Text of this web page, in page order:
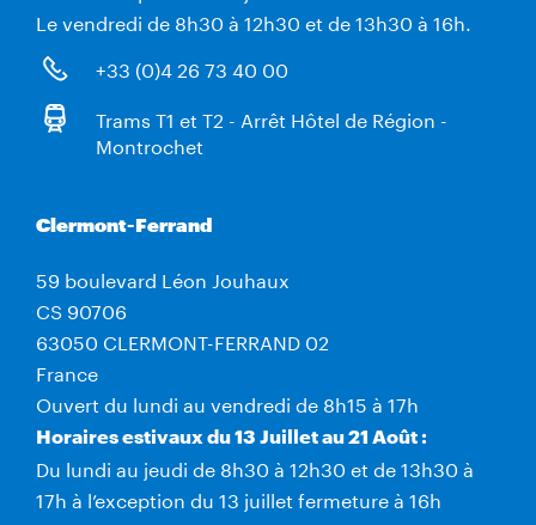
Le vendredi de 8h30 à 12h30 et de 13h30 à 16h.
+33 (0)4 26 73 40 00
Trams T1 et T2 - Arrêt Hôtel de Région -
Montrochet
Clermont-Ferrand
59 boulevard Léon Jouhaux
CS 90706
63050 CLERMONT-FERRAND 02
France
Ouvert du lundi au vendredi de 8h15 à 17h
Horaires estivaux du 13 Juillet au 21 Août :
Du lundi au jeudi de 8h30 à 12h30 et de 13h30 à
17h à l’exception du 13 juillet fermeture à 16h